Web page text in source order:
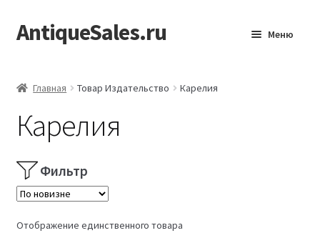
Перейти
к
Перейти
к
AntiqueSales.ru Меню
Главная Товар Издательство Карелия
Карелия
Фильтр
Отображение единственного товара